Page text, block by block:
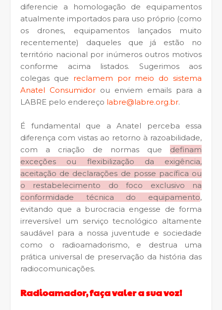
diferencie a homologação de equipamentos
atualmente importados para uso próprio (como
os drones, equipamentos lançados muito
recentemente) daqueles que já estão no
território nacional por inúmeros outros motivos
conforme acima listados. Sugerimos aos
colegas que reclamem por meio do sistema
Anatel Consumidor ou enviem emails para a
LABRE pelo endereço labre@labre.org.br.
É fundamental que a Anatel perceba essa
diferença com vistas ao retorno à razoabilidade,
com a criação de normas que definam
exceções ou flexibilização da exigência,
aceitação de declarações de posse pacífica ou
o restabelecimento do foco exclusivo na
conformidade técnica do equipamento,
evitando que a burocracia engesse de forma
irreversível um serviço tecnológico altamente
saudável para a nossa juventude e sociedade
como o radioamadorismo, e destrua uma
prática universal de preservação da história das
radiocomunicações.
Radioamador, faça valer a sua voz!